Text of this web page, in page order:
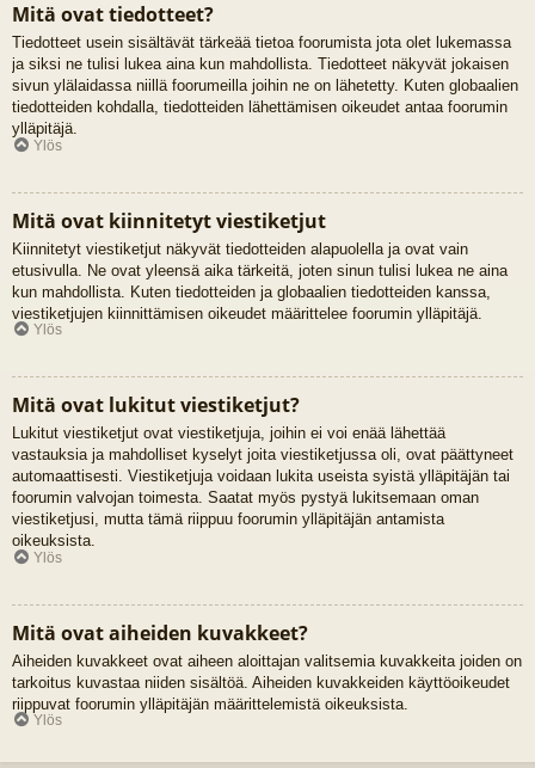
Mitä ovat tiedotteet?
Tiedotteet usein sisältävät tärkeää tietoa foorumista jota olet lukemassa
ja siksi ne tulisi lukea aina kun mahdollista. Tiedotteet näkyvät jokaisen
sivun ylälaidassa niillä foorumeilla joihin ne on lähetetty. Kuten globaalien
tiedotteiden kohdalla, tiedotteiden lähettämisen oikeudet antaa foorumin
ylläpitäjä.
Ylös
Mitä ovat kiinnitetyt viestiketjut
Kiinnitetyt viestiketjut näkyvät tiedotteiden alapuolella ja ovat vain
etusivulla. Ne ovat yleensä aika tärkeitä, joten sinun tulisi lukea ne aina
kun mahdollista. Kuten tiedotteiden ja globaalien tiedotteiden kanssa,
viestiketjujen kiinnittämisen oikeudet määrittelee foorumin ylläpitäjä.
Ylös
Mitä ovat lukitut viestiketjut?
Lukitut viestiketjut ovat viestiketjuja, joihin ei voi enää lähettää
vastauksia ja mahdolliset kyselyt joita viestiketjussa oli, ovat päättyneet
automaattisesti. Viestiketjuja voidaan lukita useista syistä ylläpitäjän tai
foorumin valvojan toimesta. Saatat myös pystyä lukitsemaan oman
viestiketjusi, mutta tämä riippuu foorumin ylläpitäjän antamista
oikeuksista.
Ylös
Mitä ovat aiheiden kuvakkeet?
Aiheiden kuvakkeet ovat aiheen aloittajan valitsemia kuvakkeita joiden on
tarkoitus kuvastaa niiden sisältöä. Aiheiden kuvakkeiden käyttöoikeudet
riippuvat foorumin ylläpitäjän määrittelemistä oikeuksista.
Ylös